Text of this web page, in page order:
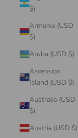
$)
Armenia (USD
$)
Aruba (USD $)
Ascension
Island (USD $)
Australia (USD
$)
Austria (USD $)